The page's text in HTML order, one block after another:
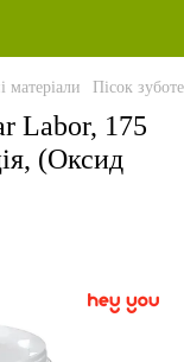
матеріали Пісок
Labor, 175
(Оксид